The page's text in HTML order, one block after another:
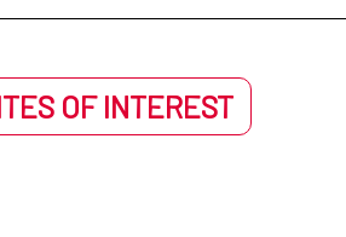
OF INTEREST